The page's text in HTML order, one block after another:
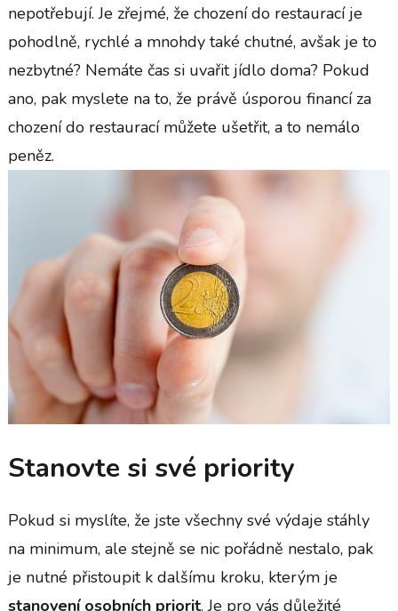
nepotřebují. Je zřejmé, že chození do restaurací je
pohodlně, rychlé a mnohdy také chutné, avšak je to
nezbytné? Nemáte čas si uvařit jídlo doma? Pokud
ano, pak myslete na to, že právě úsporou financí za
chození do restaurací můžete ušetřit, a to nemálo
peněz.
Stanovte si své priority
Pokud si myslíte, že jste všechny své výdaje stáhly
na minimum, ale stejně se nic pořádně nestalo, pak
je nutné přistoupit k dalšímu kroku, kterým je
stanovení osobních priorit. Je pro vás důležité